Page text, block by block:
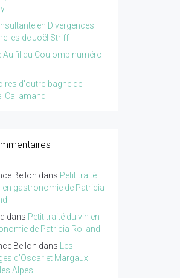
en Divergences
de Joël Striff
Au fil du Coulomp numéro
d'outre-bagne de
Callamand
Bellon dans Petit traité
en gastronomie de Patricia
dans Petit traité du vin en
de Patricia Rolland
Bellon dans
Les
d'Oscar et Margaux
Alpes